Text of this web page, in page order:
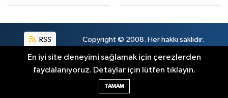
RSS Copyright © 2008. Her hakkı saklıdır.
Haber Yazılımı:TE Bilişim
En iyi site deneyimi sağlamak için çerezlerden
faydalanıyoruz. Detaylar için lütfen tıklayın.
TAMAM
çankırı öğrenci yurt